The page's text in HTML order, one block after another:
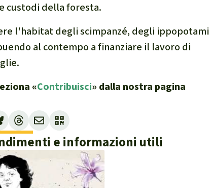
custodi della foresta.
l'habitat degli scimpanzé, degli ippopotami
al contempo a finanziare il lavoro di
«Contribuisci» dalla nostra pagina
e informazioni utili